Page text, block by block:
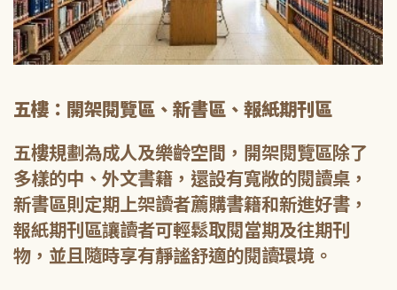
五樓：開架閱覽區、新書區、報紙期刊區
五樓規劃為成人及樂齡空間，開架閱覽區除了
多樣的中、外文書籍，還設有寬敞的閱讀桌，
新書區則定期上架讀者薦購書籍和新進好書，
報紙期刊區讓讀者可輕鬆取閱當期及往期刊
物，並且隨時享有靜謐舒適的閱讀環境。